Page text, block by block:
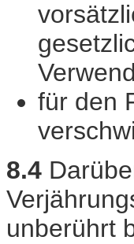
für den
8.4
unberührt